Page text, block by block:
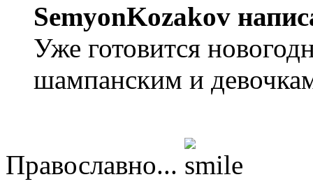
SemyonKozakov
Уже готовится
шампанским и
Православно...